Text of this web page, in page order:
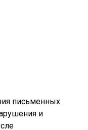
письменных
и